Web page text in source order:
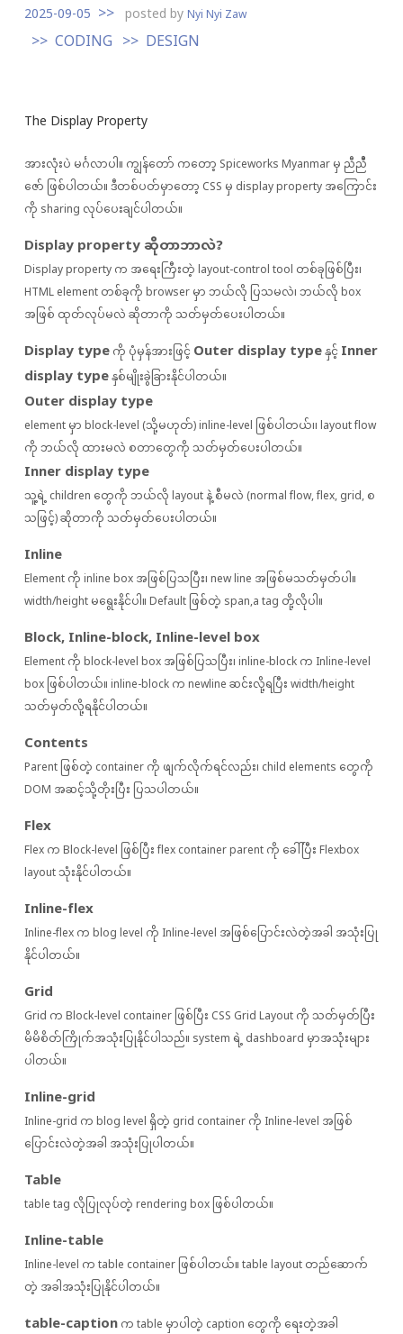
2025-09-05 posted byNyi Nyi Zaw
CODING DESIGN
The Display Property
အားလုံးပဲ မင်္ဂလာပါ။ ကျွန်တော် ကတော့ Spiceworks Myanmar မှ ညီညီီ
ဇော် ဖြစ်ပါတယ်။ ဒီတစ်ပတ်မှာတော့ CSS မှ display property အကြောင်း
ကို sharing လုပ်ပေးချင်ပါတယ်။
Display property ဆိုတာဘာလဲ?
Display property က အရေးကြီးတဲ့ layout-control tool တစ်ခုဖြစ်ပြီး၊
HTML element တစ်ခုကို browser မှာ ဘယ်လို ပြသမလဲ၊ ဘယ်လို box
အဖြစ် ထုတ်လုပ်မလဲ ဆိုတာကို သတ်မှတ်ပေးပါတယ်။
Display typeကို ပုံမှန်အားဖြင့်Outer display typeနှင့်Inner
display typeနှစ်မျိုးခွဲခြားနိုင်ပါတယ်။
Outer display type
element မှာ block-level (သို့မဟုတ်) inline-level ဖြစ်ပါတယ်၊၊ layout flow
ကို ဘယ်လို ထားမလဲ စတာတွေကို သတ်မှတ်ပေးပါတယ်။
Inner display type
သူ့ရဲ့ children တွေကို ဘယ်လို layout နဲ့ စီမလဲ (normal flow, flex, grid, စ
သဖြင့်) ဆိုတာကို သတ်မှတ်ပေးပါတယ်။
Inline
Element ကို inline box အဖြစ်ပြသပြီး၊ new line အဖြစ်မသတ်မှတ်ပါ။
width/height မရွေးနိုင်ပါ။ Default ဖြစ်တဲ့ span,a tag တို့လိုပါ။
Block, Inline-block, Inline-level box
Element ကို block-level box အဖြစ်ပြသပြီး၊ inline-block က Inline-level
box ဖြစ်ပါတယ်။ inline-block က newline ဆင်းလို့ရပြီး width/height
သတ်မှတ်လို့ရနိုင်ပါတယ်။
Contents
Parent ဖြစ်တဲ့ container ကို ဖျက်လိုက်ရင်လည်း၊ child elements တွေကို
DOM အဆင့်သို့တိုးပြီး ပြသပါတယ်။
Flex
Flex က Block-level ဖြစ်ပြီး flex container parent ကို ခေါ်ပြီး Flexbox
layout သုံးနိုင်ပါတယ်။
Inline-flex
Inline-flex က blog level ကို Inline-level အဖြစ်ပြောင်းလဲတဲ့အခါ အသုံးပြု
နိုင်ပါတယ်။
Grid
Grid က Block-level container ဖြစ်ပြီး CSS Grid Layout ကို သတ်မှတ်ပြီး
မိမိစိတ်ကြိုက်အသုံးပြုနိုင်ပါသည်။ system ရဲ့ dashboard မှာအသုံးများ
ပါတယ်။
Inline-grid
Inline-grid က blog level ရှိတဲ့ grid container ကို Inline-level အဖြစ်
ပြောင်းလဲတဲ့အခါ အသုံးပြုပါတယ်။
Table
table tag လိုပြုလုပ်တဲ့ rendering box ဖြစ်ပါတယ်။
Inline-table
Inline-level က table container ဖြစ်ပါတယ်။ table layout တည်ဆောက်
တဲ့ အခါအသုံးပြုနိုင်ပါတယ်။
table-captionက table မှာပါတဲ့ caption တွေကို ရေးတဲ့အခါ